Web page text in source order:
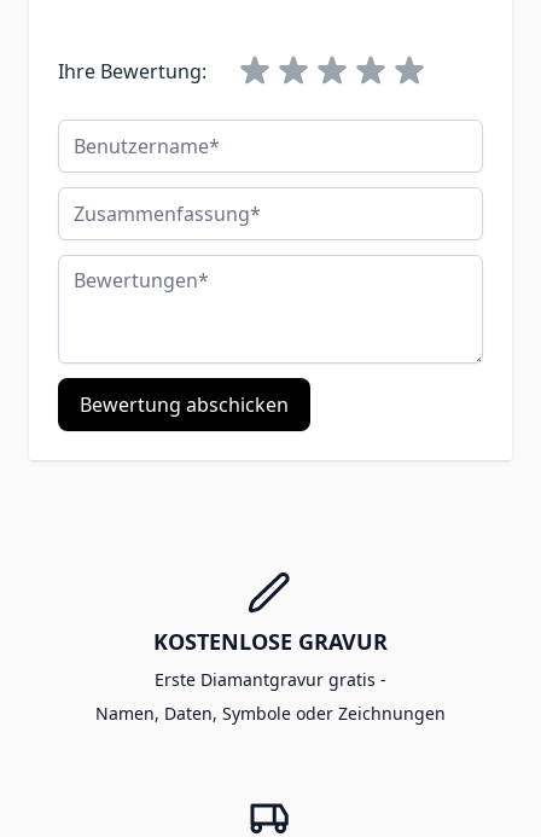
Ihre Bewertung:
Benutzername
Zusammenfassung
Bewertungen
Bewertung abschicken
KOSTENLOSE GRAVUR
Erste Diamantgravur gratis -
Namen, Daten, Symbole oder Zeichnungen